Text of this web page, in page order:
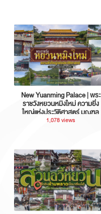
New Yuanming Palace | พระ
ราชวังหยวนหมิงใหม่ ความยิ่ง
ใหญ่แห่งประวัติศาสตร์ มณฑล
กวางตุ้ง ประเทศจีน
1,078 views